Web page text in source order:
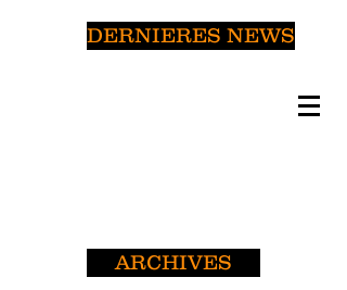
DERNIERES NEWS
ARCHIVES